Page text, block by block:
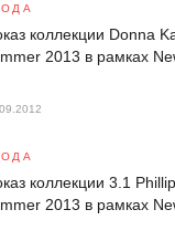
коллекции Donna
2013 в рамках
коллекции 3.1
2013 в рамках